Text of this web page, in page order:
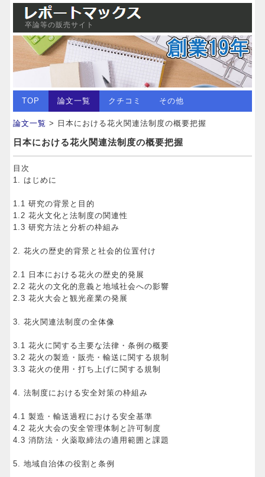
卒論等の販売サイト
TOP 論文一覧 クチコミ その他
論文一覧 > 日本における花火関連法制度の概要把握
日本における花火関連法制度の概要把握
目次
1. はじめに
1.1 研究の背景と目的
1.2 花火文化と法制度の関連性
1.3 研究方法と分析の枠組み
2. 花火の歴史的背景と社会的位置付け
2.1 日本における花火の歴史的発展
2.2 花火の文化的意義と地域社会への影響
2.3 花火大会と観光産業の発展
3. 花火関連法制度の全体像
3.1 花火に関する主要な法律・条例の概要
3.2 花火の製造・販売・輸送に関する規制
3.3 花火の使用・打ち上げに関する規制
4. 法制度における安全対策の枠組み
4.1 製造・輸送過程における安全基準
4.2 花火大会の安全管理体制と許可制度
4.3 消防法・火薬取締法の適用範囲と課題
5. 地域自治体の役割と条例